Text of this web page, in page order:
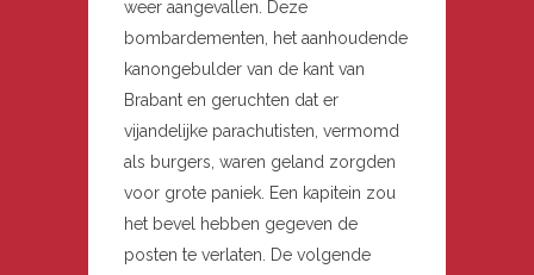
weer aangevallen. Deze
bombardementen, het aanhoudende
kanongebulder van de kant van
Brabant en geruchten dat er
vijandelijke parachutisten, vermomd
als burgers, waren geland zorgden
voor grote paniek. Een kapitein zou
het bevel hebben gegeven de
posten te verlaten. De volgende